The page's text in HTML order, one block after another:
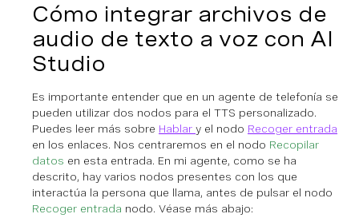
Cómo integrar archivos de
audio de texto a voz con AI
Studio
Es importante entender que en un agente de telefonía se
pueden utilizar dos nodos para el TTS personalizado.
Puedes leer más sobre Hablar y el nodo Recoger entrada
en los enlaces. Nos centraremos en el nodo Recopilar
datos en esta entrada. En mi agente, como se ha
descrito, hay varios nodos presentes con los que
interactúa la persona que llama, antes de pulsar el nodo
Recoger entrada nodo. Véase más abajo: